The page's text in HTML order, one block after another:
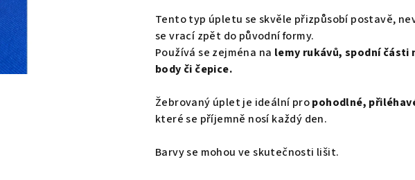
Tento typ úpletu se skvěle přizpůsobí postavě,
se vrací zpět do původní formy.
Používá se zejména na lemy rukávů, spodní
body či čepice.
Žebrovaný úplet je ideální propohodlné,
které se příjemně nosí každý den.
Barvy se mohou ve skutečnosti lišit.